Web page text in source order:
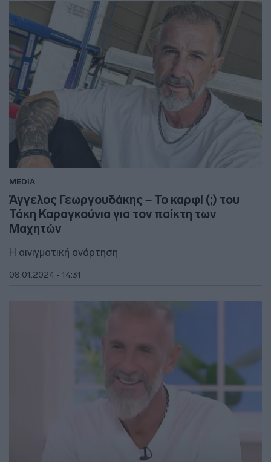
MEDIA
Άγγελος Γεωργουδάκης – Το καρφί (;) του
Τάκη Καραγκούνια για τον παίκτη των
Μαχητών
Η αινιγματική ανάρτηση
08.01.2024 - 14:31